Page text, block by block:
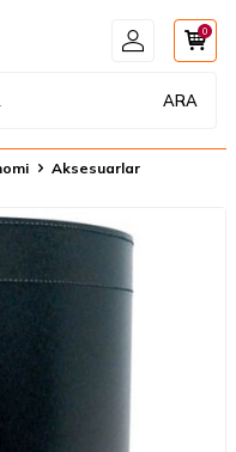
ARA
0
Aksesuarlar